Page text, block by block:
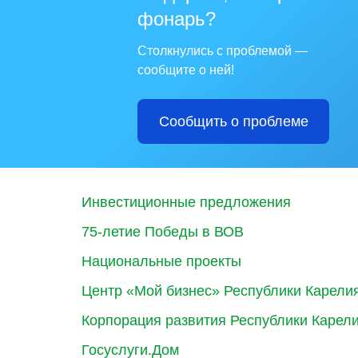
фонарь?
Столкнулись с проблемой —
сообщите о ней!
Сообщить о проблеме
Инвестиционные предложения
75-летие Победы в ВОВ
Национальные проекты
Центр «Мой бизнес» Республики
Корпорация развития Республики
Госуслуги.Дом